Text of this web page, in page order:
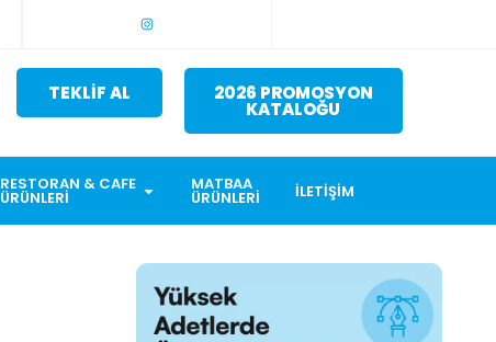
TEKLİF AL 2026 PROMOSYON
KATALOĞU
RESTORAN & CAFE
ÜRÜNLERI
MATBAA
ÜRÜNLERI İLETIŞIM